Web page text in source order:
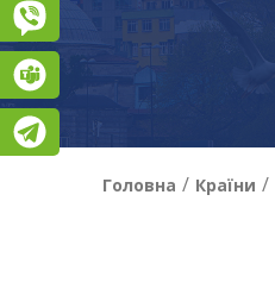
Головна / Країни /